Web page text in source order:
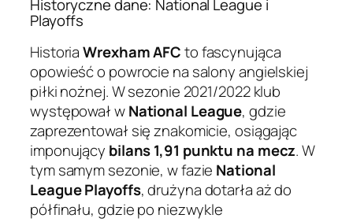
Historyczne dane: National League i
Playoffs
HistoriaWrexham AFCto fascynująca
opowieść o powrocie na salony angielskiej
piłki nożnej. W sezonie 2021/2022 klub
występował wNational League, gdzie
zaprezentował się znakomicie, osiągając
imponujący bilans 1,91 punktu na mecz. W
tym samym sezonie, w fazie National
League Playoffs, drużyna dotarła aż do
półfinału, gdzie po niezwykle